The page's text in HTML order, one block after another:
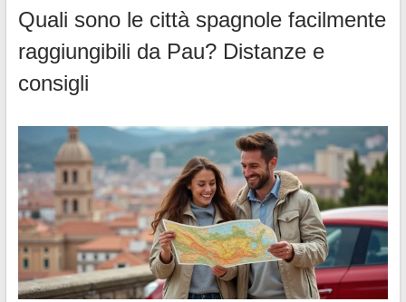
Quali sono le città spagnole facilmente
raggiungibili da Pau? Distanze e
consigli